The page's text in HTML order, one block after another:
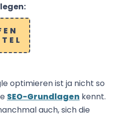
optimieren ist ja nicht so
SEO-Grundlagen kennt.
auch, sich die